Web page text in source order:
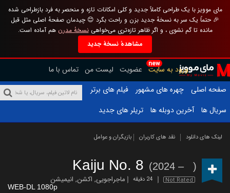
مای موویز با یک طراحی کاملاً جدید و کلی امکانات تازه و منحصر به فرد بازطراحی شده
🎉 حتماً یک سر به نسخهٔ جدید بزن و راحت بگرد 😊 چیدمان صفحهٔ اصلی مثل قبل
مانده تا گم نشوی ، و اگر ظاهر تازه‌تری می‌خواهینسخهٔ مدرن هم آماده است.
مشاهدهٔ نسخهٔ جدید
new
ورود به سایت عضویت لیست من تماس با ما
صفحه اصلی
چهره های مشهور
فیلم های برتر
سریال ها
آخرین دوبله ها تریلر های جدید
لینک های دانلود نقد های کاربران بازیگران و عوامل
Kaiju No. 8 (2024 – )
Not Rated 24 دقیقه ماجراجویی, اکشن, انیمیشن
WEB-DL 1080p